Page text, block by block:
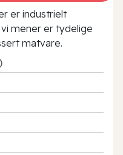
er industrielt
mener er tydelige
matvare.